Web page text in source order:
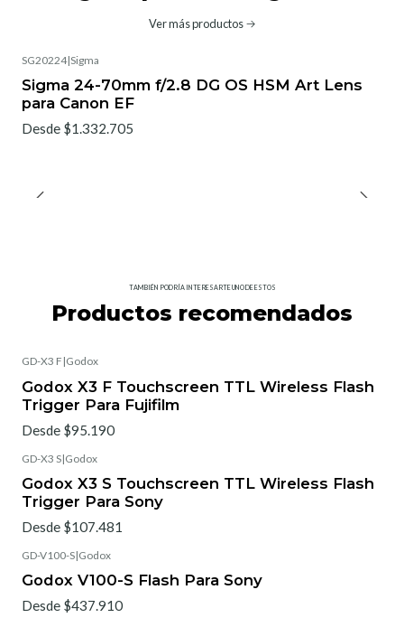
Ver más productos
SG20224|Sigma
Sigma 24-70mm f/2.8 DG OS HSM Art Lens
para Canon EF
Desde $1.332.705
TAMBIÉN PODRÍA INTERESARTE UNO DE ESTOS
Productos recomendados
GD-X3 F |Godox
Godox X3 F Touchscreen TTL Wireless Flash
Trigger Para Fujifilm
Desde $95.190
GD-X3 S|Godox
Godox X3 S Touchscreen TTL Wireless Flash
Trigger Para Sony
Desde $107.481
GD-V100-S|Godox
Godox V100-S Flash Para Sony
Desde $437.910